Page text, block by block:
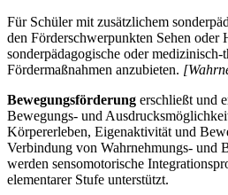
Für Schüler mit zusätzlichem
den Förderschwerpunkten Sehen oder
sonderpädagogische oder medizinisch-
Fördermaßnahmen anzubieten.
Bewegungsförderung erschließt und
Bewegungs- und
Körpererleben, Eigenaktivität und
Verbindung von Wahrnehmungs- und
werden sensomotorische
elementarer Stufe unterstützt.